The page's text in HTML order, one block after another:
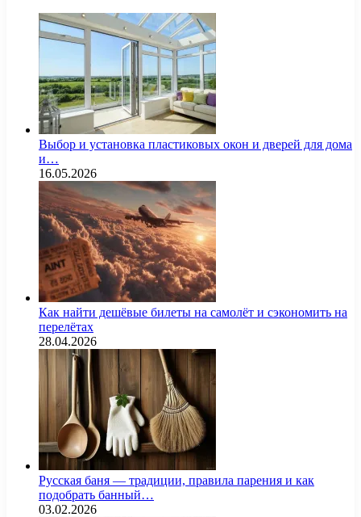
Выбор и установка пластиковых окон и дверей для дома
и…
16.05.2026
Как найти дешёвые билеты на самолёт и сэкономить на
перелётах
28.04.2026
Русская баня — традиции, правила парения и как
подобрать банный…
03.02.2026